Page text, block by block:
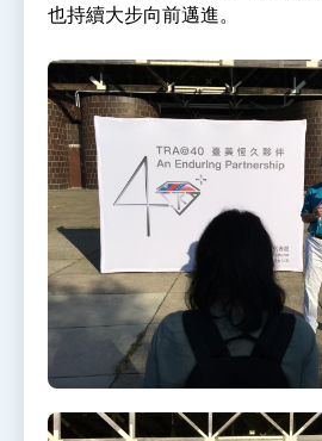
也持續大步向前邁進。